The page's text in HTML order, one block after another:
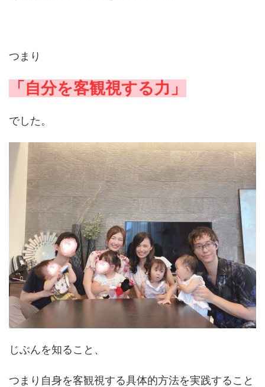
つまり
「自分を客観視する力」
でした。
じぶんを知ること、
つまり自身を客観視する具体的方法を実践すること